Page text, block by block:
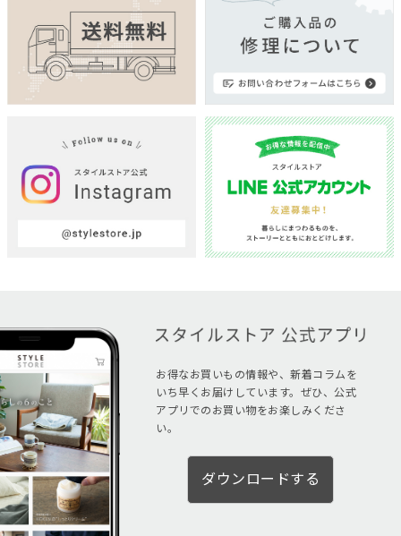
お得なお買いもの情報や、新着コラムを
いち早くお届けしています。ぜひ、公式
アプリでのお買い物をお楽しみくださ
い。
ダウンロードする